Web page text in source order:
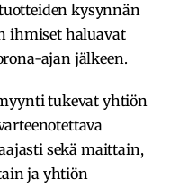
kysynnän
ihmiset haluavat
ajan jälkeen.
tukevat yhtiön
sekä maittain,
ja yhtiön